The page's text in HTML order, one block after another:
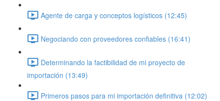
Agente de carga y conceptos logísticos (12:45)
Negociando con proveedores confiables (16:41)
Determinando la factibilidad de mi proyecto de
importación (13:49)
Primeros pasos para mi importación definitiva (12:02)